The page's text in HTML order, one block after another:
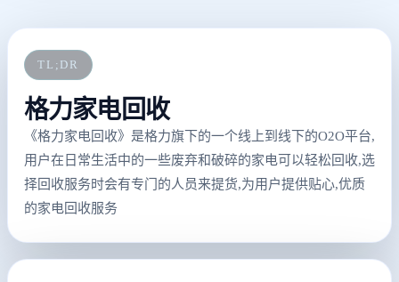
TL;DR
格力家电回收
《格力家电回收》是格力旗下的一个线上到线下的O2O平台,
用户在日常生活中的一些废弃和破碎的家电可以轻松回收,选
择回收服务时会有专门的人员来提货,为用户提供贴心,优质
的家电回收服务